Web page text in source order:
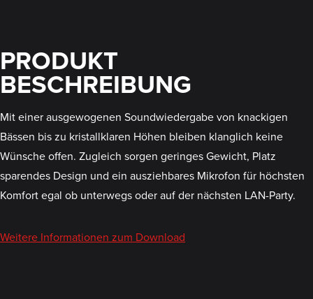
PRODUKT
BESCHREIBUNG
Mit einer ausgewogenen Soundwiedergabe von knackigen
Bässen bis zu kristallklaren Höhen bleiben klanglich keine
Wünsche offen. Zugleich sorgen geringes Gewicht, Platz
sparendes Design und ein ausziehbares Mikrofon für höchsten
Komfort egal ob unterwegs oder auf der nächsten LAN-Party.
Weitere Informationen zum Download